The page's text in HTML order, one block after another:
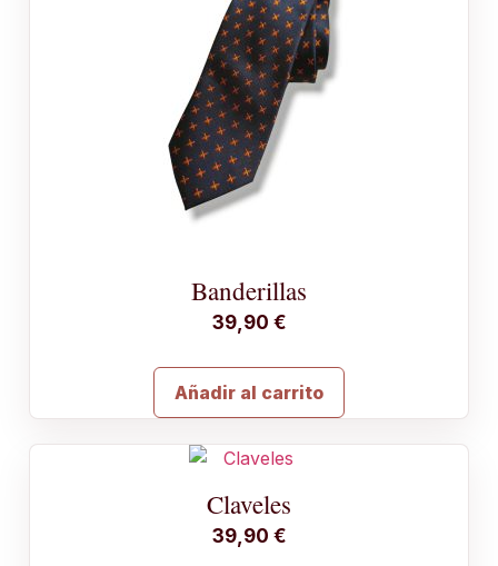
Banderillas
39,90 €
Añadir al carrito
Claveles
39,90 €